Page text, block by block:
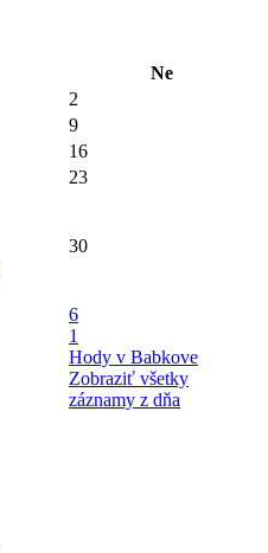
Ne
2
9
16
23
30
6
1
Hody v Babkove
Zobraziť všetky
záznamy z dňa